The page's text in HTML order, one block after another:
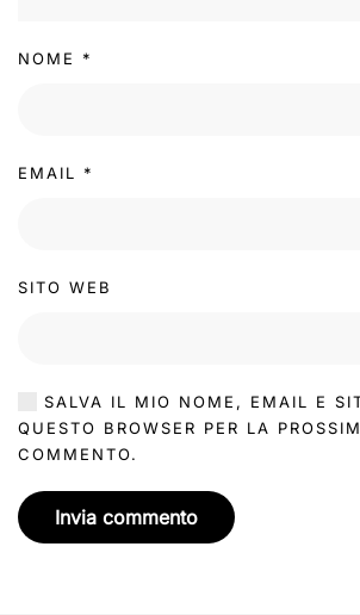
NOME *
EMAIL *
SITO WEB
SALVA IL MIO NOME, EMAIL E
QUESTO BROWSER PER LA
COMMENTO.
Invia commento